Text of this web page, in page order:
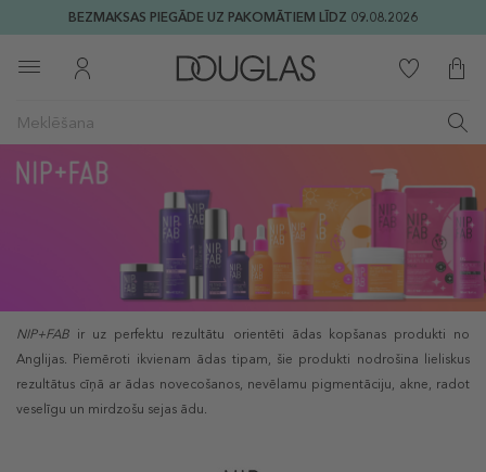
BEZMAKSAS PIEGĀDE UZ PAKOMĀTIEM LĪDZ 09.08.2026
NIP+FAB ir uz perfektu rezultātu orientēti ādas kopšanas produkti no
Anglijas. Piemēroti ikvienam ādas tipam, šie produkti nodrošina lieliskus
rezultātus cīņā ar ādas novecošanos, nevēlamu pigmentāciju, akne, radot
veselīgu un mirdzošu sejas ādu.